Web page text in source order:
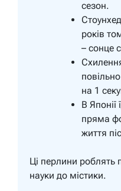
сезон.
років
– сонце
на 1
В Японії
пряма
життя
Ці перлини роблять
науки до містики.